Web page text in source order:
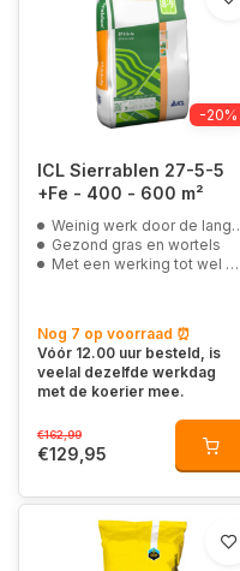
-20%
ICL Sierrablen 27-5-5
+Fe - 400 - 600 m²
Weinig werk door de langdurige afgifte
Gezond gras en wortels
Met een werking tot wel 9 maanden
Nog 7 op voorraad ⏰
Vóór 12.00 uur besteld, is
veelal dezelfde werkdag
met de koerier mee.
€162,99
€129,95